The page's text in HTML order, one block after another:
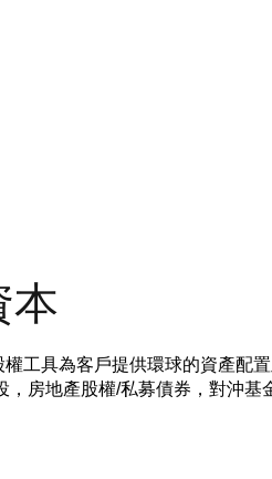
本
工具為客戶提供環球的資產配
，房地產股權/私募債券，對沖基